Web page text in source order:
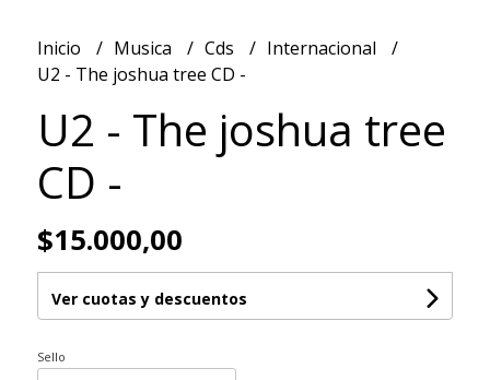
Inicio Musica Cds
Internacional
U2 - The joshua tree CD -
U2 - The joshua tree
CD -
$15.000,00
Ver cuotas y descuentos
Sello